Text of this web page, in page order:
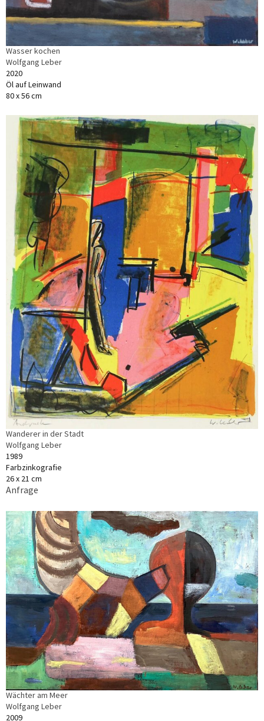
Wasser kochen
Wolfgang Leber
2020
Öl auf Leinwand
80 x 56 cm
Wanderer in der Stadt
Wolfgang Leber
1989
Farbzinkografie
26 x 21 cm
Anfrage
Wächter am Meer
Wolfgang Leber
2009